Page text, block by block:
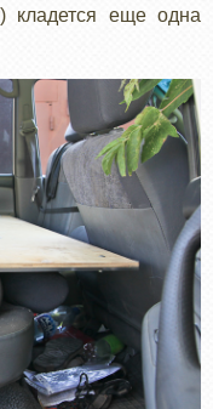
кладется еще одна